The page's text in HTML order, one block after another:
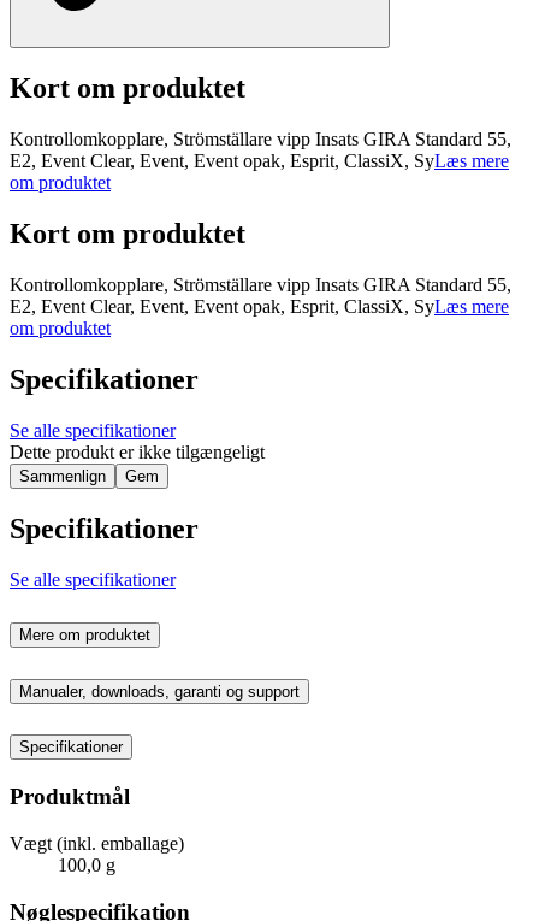
Kort om produktet
Kontrollomkopplare, Strömställare vipp Insats GIRA Standard 55,
E2, Event Clear, Event, Event opak, Esprit, ClassiX, SyLæs mere
om produktet
Kort om produktet
Kontrollomkopplare, Strömställare vipp Insats GIRA Standard 55,
E2, Event Clear, Event, Event opak, Esprit, ClassiX, SyLæs mere
om produktet
Specifikationer
Se alle specifikationer
Dette produkt er ikke tilgængeligt
Sammenlign Gem
Specifikationer
Se alle specifikationer
Mere om produktet
Manualer, downloads, garanti og support
Specifikationer
Produktmål
Vægt (inkl. emballage)
100,0 g
Nøglespecifikation